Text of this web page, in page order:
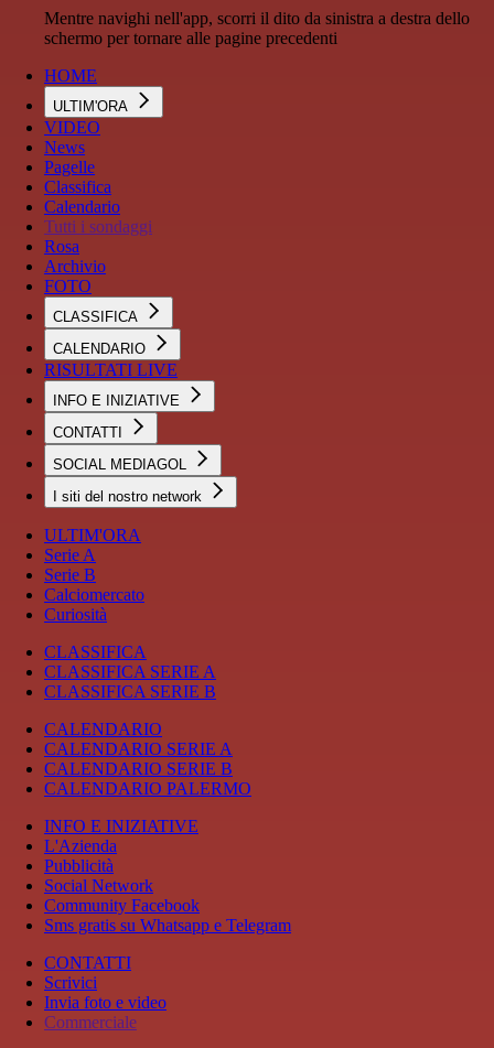
Mentre navighi nell'app, scorri il dito da sinistra a destra dello
schermo per tornare alle pagine precedenti
HOME
ULTIM'ORA
VIDEO
News
Pagelle
Classifica
Calendario
Tutti i sondaggi
Rosa
Archivio
FOTO
CLASSIFICA
CALENDARIO
RISULTATI LIVE
INFO E INIZIATIVE
CONTATTI
SOCIAL MEDIAGOL
I siti del nostro network
ULTIM'ORA
Serie A
Serie B
Calciomercato
Curiosità
CLASSIFICA
CLASSIFICA SERIE A
CLASSIFICA SERIE B
CALENDARIO
CALENDARIO SERIE A
CALENDARIO SERIE B
CALENDARIO PALERMO
INFO E INIZIATIVE
L'Azienda
Pubblicità
Social Network
Community Facebook
Sms gratis su Whatsapp e Telegram
CONTATTI
Scrivici
Invia foto e video
Commerciale